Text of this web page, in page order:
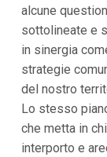
alcune
sottolineate e
in sinergia
strategie
del nostro
Lo stesso
che metta in
interporto e